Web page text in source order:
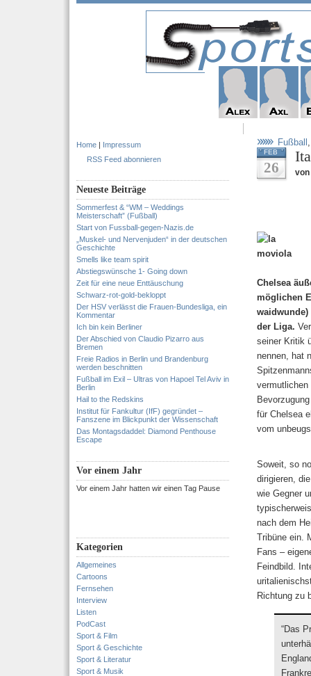
Home | Impressum
RSS Feed abonnieren
Neueste Beiträge
Sommerfest & “WM – Weddings
Meisterschaft” (Fußball)
Start von Fussball-gegen-Nazis.de
„Muskel- und Nervenjuden“ in der deutschen
Geschichte
Smells like team spirit
Abstiegswünsche 1- Going down
Zeit für eine neue Enttäuschung
Schwarz-rot-gold-bekloppt
Der HSV verlässt die Frauen-Bundesliga, ein
Kommentar
Ich bin kein Berliner
Der Abschied von Claudio Pizarro aus
Bremen
Freie Radios in Berlin und Brandenburg
werden beschnitten
Fußball im Exil – Ultras von Hapoel Tel Aviv in
Berlin
Hail to the Redskins
Institut für Fankultur (IfF) gegründet –
Fanszene im Blickpunkt der Wissenschaft
Das Montagsdaddel: Diamond Penthouse
Escape
Vor einem Jahr
Vor einem Jahr hatten wir einen Tag Pause
Kategorien
Allgemeines
Cartoons
Fernsehen
Interview
Listen
PodCast
Sport & Film
Sport & Geschichte
Sport & Literatur
Sport & Musik
Fußball
FEB
26
Chelsea
möglichen
der Liga.
seiner Kritik
nennen, hat
für Chelsea
vom
Soweit, so
dirigieren,
wie Gegner
nach dem
Tribüne ein.
Fans –
Feindbild.
Richtung zu
“Das